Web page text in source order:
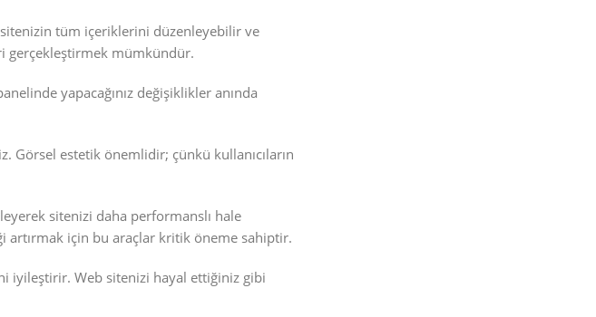
tüm içeriklerini düzenleyebilir ve
gerçekleştirmek mümkündür.
yapacağınız değişiklikler anında
Görsel estetik önemlidir; çünkü kullanıcıların
sitenizi daha performanslı hale
artırmak için bu araçlar kritik öneme sahiptir.
iyileştirir. Web sitenizi hayal ettiğiniz gibi